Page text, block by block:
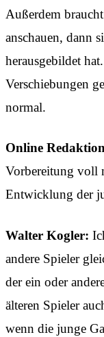
Außerdem
anschauen, dann
herausgebildet
Verschiebungen
normal.
Online Redaktion
Vorbereitung voll
Entwicklung der
Walter Kogler:
andere Spieler
der ein oder
älteren Spieler
wenn die junge